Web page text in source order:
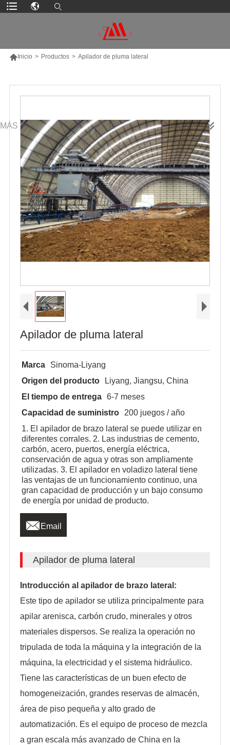
Inicio > Productos > Apilador de pluma lateral
MÁS PRODUCTOS
Apilador de pluma lateral
Marca
Sinoma-Liyang
Origen del producto
Liyang, Jiangsu, China
El tiempo de entrega 6-7 meses
Capacidad de suministro
200 juegos / año
1. El apilador de brazo lateral se puede utilizar en
diferentes corrales. 2. Las industrias de cemento,
carbón, acero, puertos, energía eléctrica,
conservación de agua y otras son ampliamente
utilizadas. 3. El apilador en voladizo lateral tiene
las ventajas de un funcionamiento continuo, una
gran capacidad de producción y un bajo consumo
de energía por unidad de producto.
 Email
Apilador de pluma lateral
Introducción al apilador de brazo lateral:
Este tipo de apilador se utiliza principalmente para
apilar arenisca, carbón crudo, minerales y otros
materiales dispersos. Se realiza la operación no
tripulada de toda la máquina y la integración de la
máquina, la electricidad y el sistema hidráulico.
Tiene las características de un buen efecto de
homogeneización, grandes reservas de almacén,
área de piso pequeña y alto grado de
automatización. Es el equipo de proceso de mezcla
a gran escala más avanzado de China en la